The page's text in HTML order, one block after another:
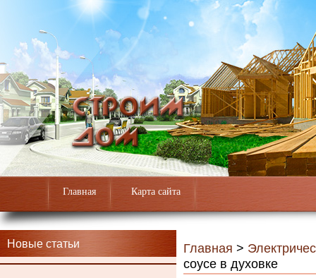
Главная Карта сайта
Новые статьи Главная >
соусе в духовке